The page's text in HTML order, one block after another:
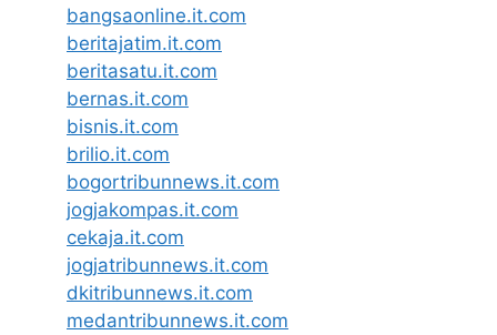
bangsaonline.it.com
beritajatim.it.com
beritasatu.it.com
bernas.it.com
bisnis.it.com
brilio.it.com
bogortribunnews.it.com
jogjakompas.it.com
cekaja.it.com
jogjatribunnews.it.com
dkitribunnews.it.com
medantribunnews.it.com